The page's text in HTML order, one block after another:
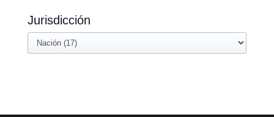
Jurisdicción